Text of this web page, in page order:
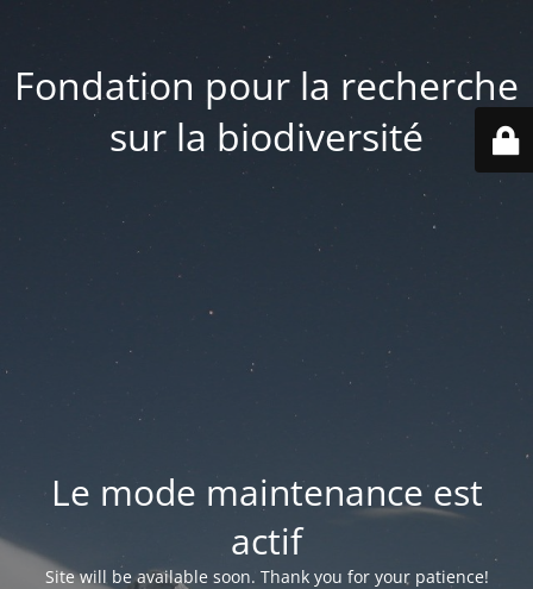
Fondation pour la recherche
sur la biodiversité
Le mode maintenance est
actif
Site will be available soon. Thank you for your patience!